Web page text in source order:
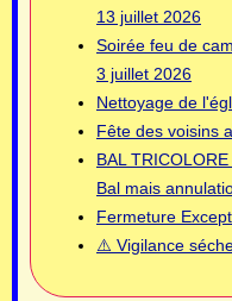
13 juillet 2026
Soirée feu de
3 juillet 2026
Nettoyage de
Fête des voisins
BAL
Bal mais
Fermeture
⚠️ Vigilance